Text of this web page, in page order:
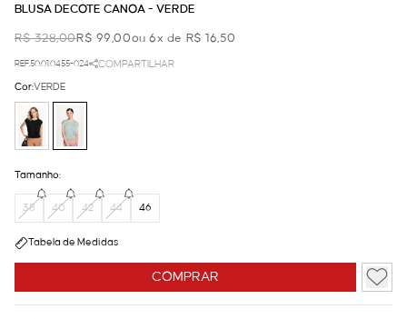
BLUSA DECOTE CANOA - VERDE
R$ 328,00R$ 99,00ou 6x de R$ 16,50
REF.50.01.0455-024 COMPARTILHAR
COMPRAR
Cor:VERDE
Tamanho:
38 40 42 44 46
Tabela de Medidas